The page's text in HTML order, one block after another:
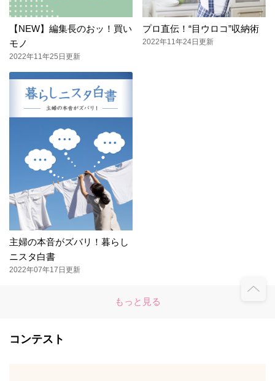
【NEW】編集長のおッ！買い
モノ
2022年11年25日更新
プロ直伝！“目ウロコ”収納術
2022年11年24日更新
主婦の本音がズバリ！暮らし
ニスタ白書
2022年07年17日更新
もっと見る
コンテスト